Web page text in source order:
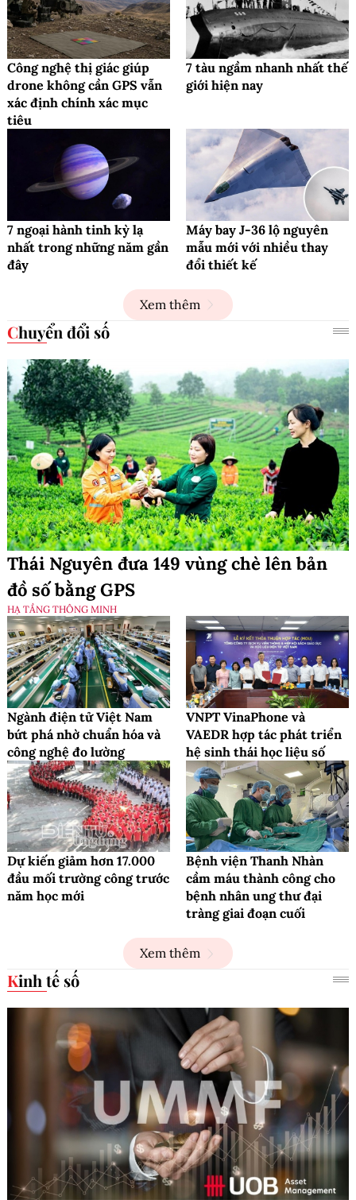
Công nghệ thị giác giúp
drone không cần GPS vẫn
xác định chính xác mục
tiêu
7 tàu ngầm nhanh nhất thế
giới hiện nay
7 ngoại hành tinh kỳ lạ
nhất trong những năm gần
đây
Máy bay J-36 lộ nguyên
mẫu mới với nhiều thay
đổi thiết kế
Xem thêm
Chuyển đổi số
Thái Nguyên đưa 149 vùng chè lên bản
đồ số bằng GPS
HẠ TẦNG THÔNG MINH
Ngành điện tử Việt Nam
bứt phá nhờ chuẩn hóa và
công nghệ đo lường
VNPT VinaPhone và
VAEDR hợp tác phát triển
hệ sinh thái học liệu số
Dự kiến giảm hơn 17.000
đầu mối trường công trước
năm học mới
Bệnh viện Thanh Nhàn
cầm máu thành công cho
bệnh nhân ung thư đại
tràng giai đoạn cuối
Xem thêm
Kinh tế số